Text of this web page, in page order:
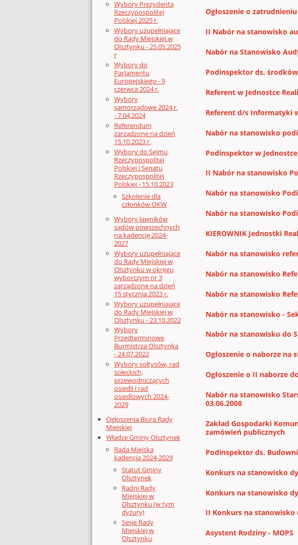
Wybory Prezydenta
Rzeczypospolitej
Polskiej 2025 r.
Wybory uzupełniające
do Rady Miejskiej w
Olsztynku - 25.05.2025
r
Wybory do
Parlamentu
Europejskiego - 9
czerwca 2024 r.
Wybory
samorządowe 2024 r.
- 7.04.2024
Referendum
zarządzone na dzień
15.10.2023 r.
Wybory do Sejmu
Rzeczypospolitej
Polskiej i Senatu
Rzeczypospolitej
Polskiej - 15.10.2023
Szkolenie dla
członków OKW
Wybory ławników
sądów powszechnych
na kadencję 2024-
2027
Wybory uzupełniające
do Rady Miejskiej w
Olsztynku w okręgu
wyborczym nr 3
zarządzone na dzień
15 stycznia 2023 r.
Wybory uzupełniające
do Rady Miejskiej w
Olsztynku - 23.10.2022
Wybory
Przedterminowe
Burmistrza Olsztynka
- 24.07.2022
Wybory sołtysów, rad
sołeckich,
przewodniczących
osiedli i rad
osiedlowych 2024-
2029
Ogłoszenia Biura Rady
Miejskiej
Władze Gminy Olsztynek
Rada Miejska
kadencja 2024-2029
Statut Gminy
Olsztynek
Radni Rady
Miejskiej w
Olsztynku (w tym
dyżury)
Sesje Rady
Miejskiej w
Olsztynku
Ogłoszenie o zatrudnieniu
II Nabór na stanowisko
Nabór na Stanowisko
Podinspektor ds.
Referent w Jednostce
Referent d/s Informatyki
Nabór na stanowisko
Podinspektor w
II Nabór na stanowisko
Nabór na stanowisko
Nabór na stanowisko
KIEROWNIK Jednostki
Nabór na stanowisko
Nabór na stanowisko
Nabór na stanowisko
Nabór na stanowisko -
Nabór na stanowisko do
Ogłoszenie o naborze na
Ogłoszenie o II naborze
Nabór na stanowisko
03.06.2008
Zakład Gospodarki
zamówień publicznych
Podinspektor ds.
Konkurs na stanowisko
Konkurs na stanowisko
II Konkurs na stanowisko
Asystent Rodziny - MOPS